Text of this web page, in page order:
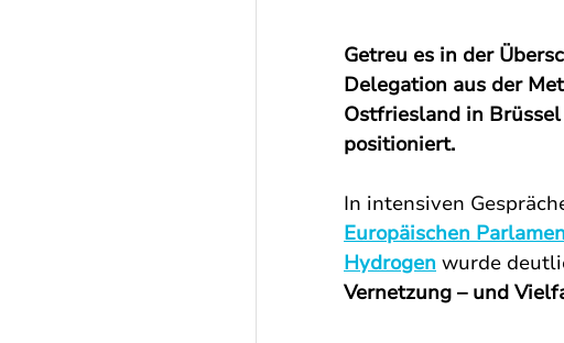
Getreu es in der
Delegation aus der
Ostfriesland in
positioniert.
In intensiven
Europäischen
Hydrogen wurde
Vernetzung – und